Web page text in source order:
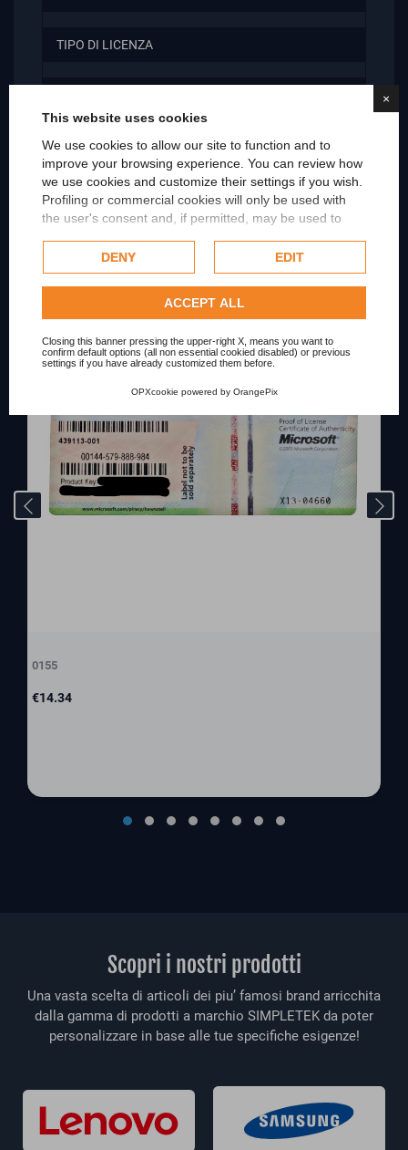
×
This website uses cookies
We use cookies to allow our site to function and to
improve your browsing experience. You can review how
we use cookies and customize their settings if you wish.
Profiling or commercial cookies will only be used with
the user's consent and, if permitted, may be used to
Google uses collected data, please refer toGoogle's
Privacy Policy.
Check our extended cookie policy.
DENY EDIT
ACCEPT ALL
Closing this banner pressing the upper-right X, means you want to
confirm default options (all non essential cookied disabled) or previous
settings if you have already customized them before.
OPXcookie powered by OrangePix
TIPO DI LICENZA
Condition Used
Scopri i prodotti correlati
0155
Price
€14.34
Scopri i nostri prodotti
Una vasta scelta di articoli dei piu’ famosi brand arricchita
dalla gamma di prodotti a marchio SIMPLETEK da poter
personalizzare in base alle tue specifiche esigenze!